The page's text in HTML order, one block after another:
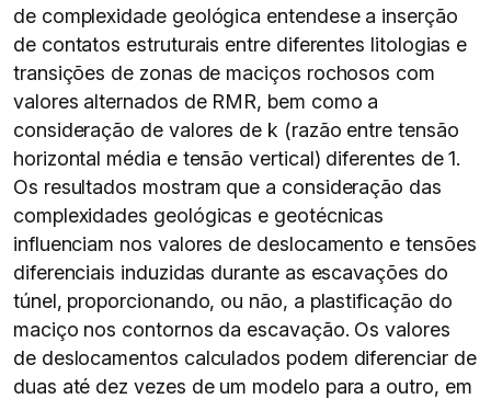
de complexidade geológica entendese a inserção
de contatos estruturais entre diferentes litologias e
transições de zonas de maciços rochosos com
valores alternados de RMR, bem como a
consideração de valores de k (razão entre tensão
horizontal média e tensão vertical) diferentes de 1.
Os resultados mostram que a consideração das
complexidades geológicas e geotécnicas
influenciam nos valores de deslocamento e tensões
diferenciais induzidas durante as escavações do
túnel, proporcionando, ou não, a plastificação do
maciço nos contornos da escavação. Os valores
de deslocamentos calculados podem diferenciar de
duas até dez vezes de um modelo para a outro, em